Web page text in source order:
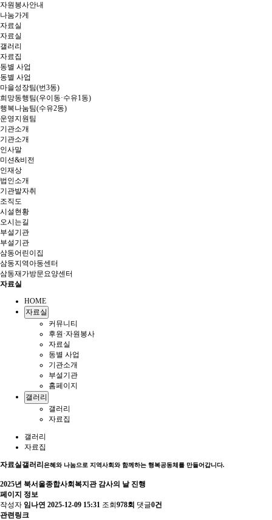
자원봉사안내
나눔가게
자료실
자료실
갤러리
자료집
동별 사업
동별 사업
마을성장팀(번3동)
희망동행팀(우이동·수유1동)
행복나눔팀(수유2동)
운영지원팀
기관소개
기관소개
인사말
미션&비전
인재상
법인소개
기관발자취
조직도
시설현황
오시는길
부설기관
부설기관
삼동어린이집
삼동지역아동센터
삼동재가방문요양센터
자료실
HOME
자료실
커뮤니티
후원·자원봉사
자료실
동별 사업
기관소개
부설기관
홈페이지
갤러리
갤러리
자료집
갤러리
자료집
자료실갤러리 은혜와 나눔으로 지역사회와 함께하는 행복공동체를 만들어갑니다.
2025년 북서울종합사회복지관 감사의 날 진행
페이지 정보
작성자 임나연 2025-12-09 15:31 조회 978회 댓글0건
관련링크